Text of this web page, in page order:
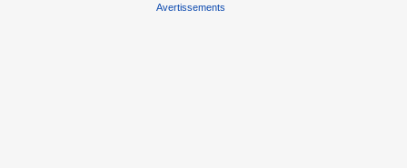
Avertissements